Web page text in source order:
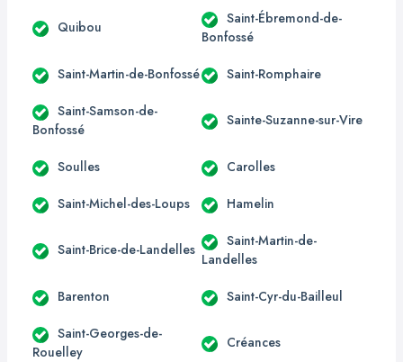
Quibou
Saint-Ébremond-de-
Bonfossé
Saint-Martin-de-Bonfossé Saint-Romphaire
Saint-Samson-de-
Bonfossé
Sainte-Suzanne-sur-Vire
Soulles Carolles
Saint-Michel-des-Loups Hamelin
Saint-Brice-de-Landelles
Saint-Martin-de-
Landelles
Barenton Saint-Cyr-du-Bailleul
Saint-Georges-de-
Rouelley
Créances